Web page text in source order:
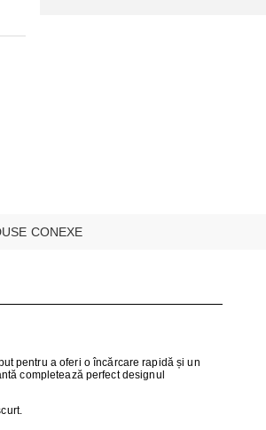
CONEXE
pentru a oferi o încărcare rapidă și un
completează perfect designul